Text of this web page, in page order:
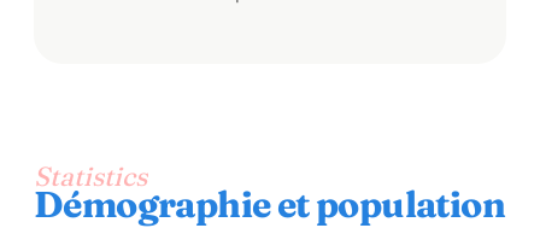
Statistics
Démographie et population